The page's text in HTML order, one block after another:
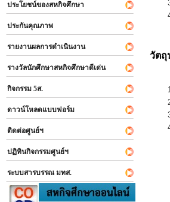
ประโยชน์ของสหกิจศึกษา
ประกันคุณภาพ
รายงานผลการดำเนินงาน
รางวัลนักศึกษาสหกิจศึกษาดีเด่น
กิจกรรม 5ส.
ดาวน์โหลดแบบฟอร์ม
ติดต่อศูนย์ฯ
ปฏิทินกิจกรรมศูนย์ฯ
ระบบสารบรรณ มทส.
วัตถุ